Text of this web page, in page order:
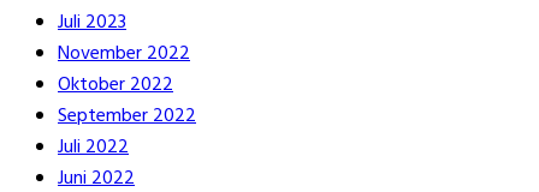
Juli 2023
November 2022
Oktober 2022
September 2022
Juli 2022
Juni 2022